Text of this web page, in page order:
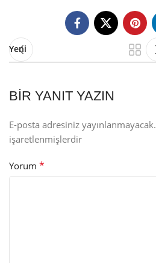
Yeni
BIR YANIT YAZIN
E-posta adresiniz yayınlanmayacak.
işaretlenmişlerdir
Yorum *